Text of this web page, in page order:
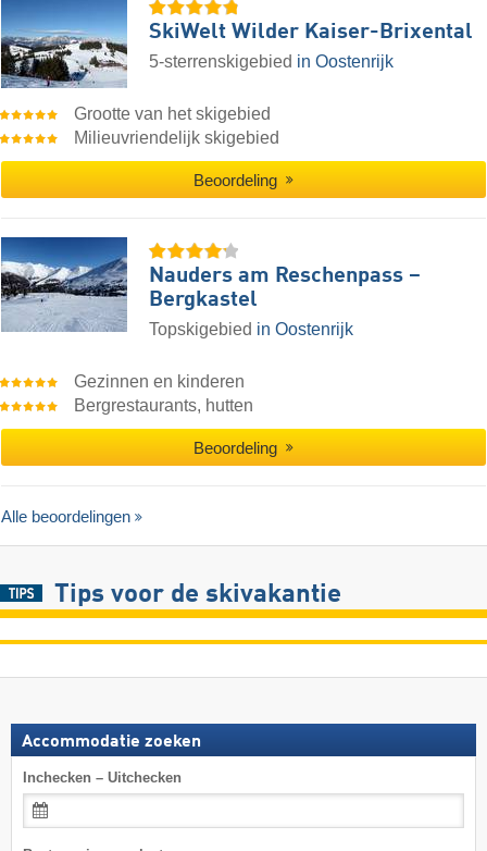
SkiWelt Wilder Kaiser-Brixental
5-sterrenskigebied in Oostenrijk
Grootte van het skigebied
Milieuvriendelijk skigebied
Beoordeling
Nauders am Reschenpass –
Bergkastel
Topskigebied in Oostenrijk
Gezinnen en kinderen
Bergrestaurants, hutten
Beoordeling
Alle beoordelingen
Tips voor de skivakantie
Accommodatie zoeken
Inchecken – Uitchecken